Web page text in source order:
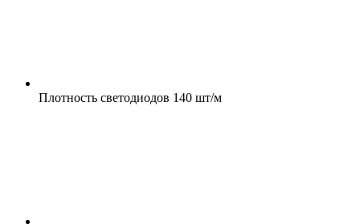
Плотность светодиодов 140 шт/м